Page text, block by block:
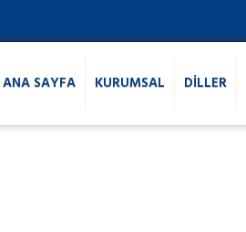
ANA SAYFA KURUMSAL DİLLER